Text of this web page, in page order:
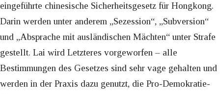
eingeführte chinesische Sicherheitsgesetz für Hongkong.
Darin werden unter anderem „Sezession“, „Subversion“
und „Absprache mit ausländischen Mächten“ unter Strafe
gestellt. Lai wird Letzteres vorgeworfen – alle
Bestimmungen des Gesetzes sind sehr vage gehalten und
werden in der Praxis dazu genutzt, die Pro-Demokratie-